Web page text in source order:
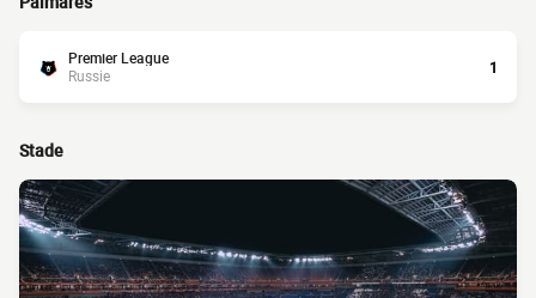
Premier League
Russie
1
Stade